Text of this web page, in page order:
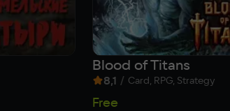
Blood of Titans
8,1 / Card, RPG, Strategy
Free